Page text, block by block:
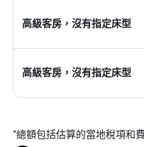
高級客房，沒有指定床型
高級客房，沒有指定床型
*總額包括估算的當地稅項和